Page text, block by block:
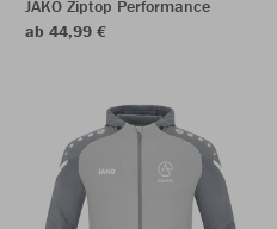
JAKO Ziptop Performance
ab 44,99 €